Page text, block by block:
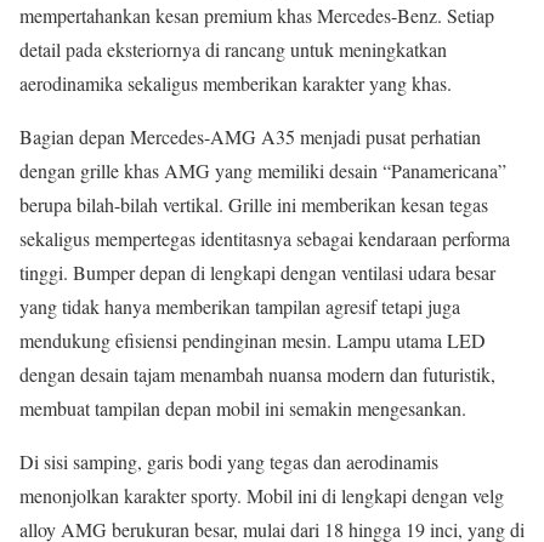
mempertahankan kesan premium khas Mercedes-Benz. Setiap
detail pada eksteriornya di rancang untuk meningkatkan
aerodinamika sekaligus memberikan karakter yang khas.
Bagian depan Mercedes-AMG A35 menjadi pusat perhatian
dengan grille khas AMG yang memiliki desain “Panamericana”
berupa bilah-bilah vertikal. Grille ini memberikan kesan tegas
sekaligus mempertegas identitasnya sebagai kendaraan performa
tinggi. Bumper depan di lengkapi dengan ventilasi udara besar
yang tidak hanya memberikan tampilan agresif tetapi juga
mendukung efisiensi pendinginan mesin. Lampu utama LED
dengan desain tajam menambah nuansa modern dan futuristik,
membuat tampilan depan mobil ini semakin mengesankan.
Di sisi samping, garis bodi yang tegas dan aerodinamis
menonjolkan karakter sporty. Mobil ini di lengkapi dengan velg
alloy AMG berukuran besar, mulai dari 18 hingga 19 inci, yang di